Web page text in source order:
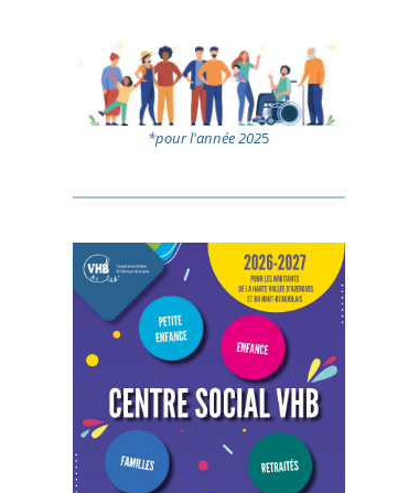
*pour l'année 2025